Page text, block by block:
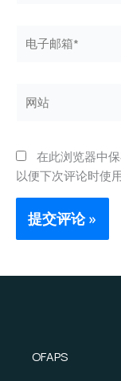
子
站
在此浏览器中
以便下次评论时使用
OFAPS